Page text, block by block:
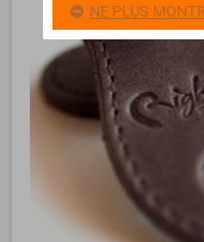
NE PLUS